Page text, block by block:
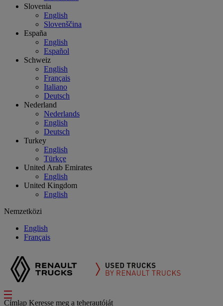
Slovenia
English
Slovenščina
España
English
Español
Schweiz
English
Français
Italiano
Deutsch
Nederland
Nederlands
English
Deutsch
Turkey
English
Türkçe
United Arab Emirates
English
United Kingdom
English
Nemzetközi
English
Français
Címlap Keresse meg a teherautóját